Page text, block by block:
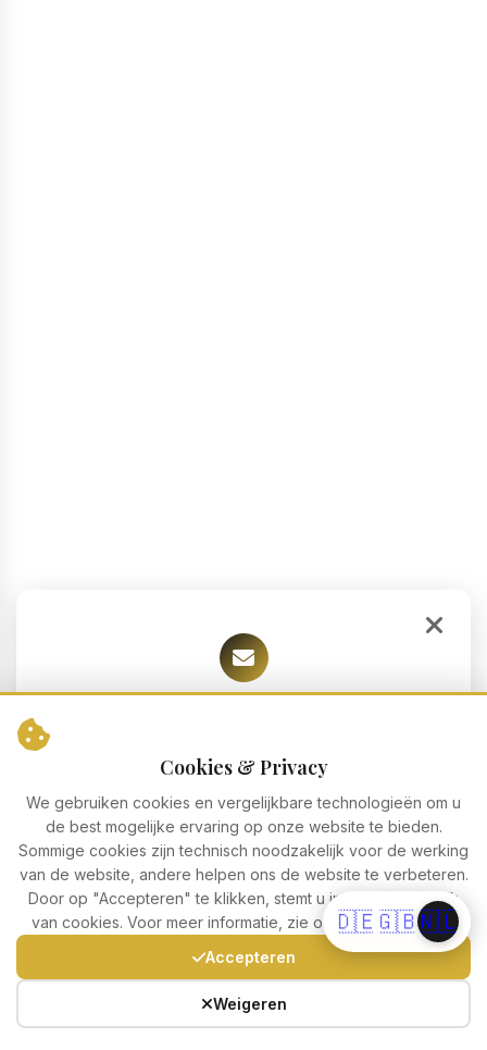
🇩🇪 🇬🇧🇳🇱
Blijf op de hoogte van actuele aanbiedingen, speciale acties en
nieuws over Vakantieappartement Auerose.
Abonneren
Privacyverklaringgelezen en geaccepteerd. *
Cookies & Privacy
We gebruiken cookies en vergelijkbare technologieën om u
de best mogelijke ervaring op onze website te bieden.
Sommige cookies zijn technisch noodzakelijk voor de werking
van de website, andere helpen ons de website te verbeteren.
Door op "Accepteren" te klikken, stemt u in met het gebruik
van cookies. Voor meer informatie, zie onzePrivacybeleid
Accepteren
Weigeren